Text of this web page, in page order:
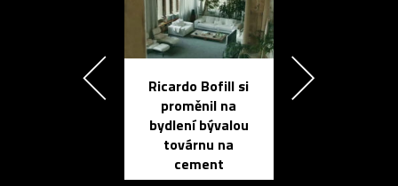
Ricardo Bofill si
proměnil na
bydlení bývalou
továrnu na
cement